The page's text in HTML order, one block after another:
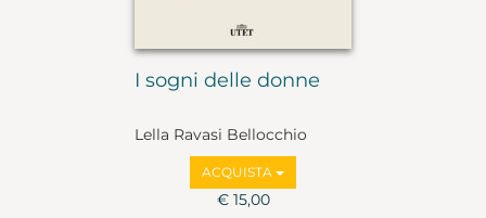
I sogni delle donne
Lella Ravasi Bellocchio
ACQUISTA
€ 15,00